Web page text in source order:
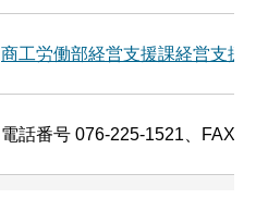
商工労働部経営支援課経営支援
電話番号 076-225-1521、FAX